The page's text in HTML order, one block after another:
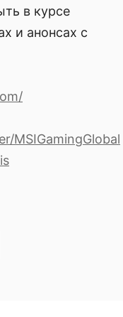
в курсе
и анонсах с
MSIGamingGlobal